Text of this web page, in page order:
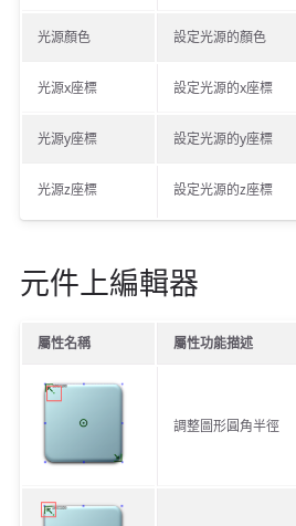
光源顏色 設定光源的顏色
光源x座標 設定光源的x座標
光源y座標 設定光源的y座標
光源z座標 設定光源的z座標
元件上編輯器
屬性名稱 屬性功能描述
調整圖形圓角半徑